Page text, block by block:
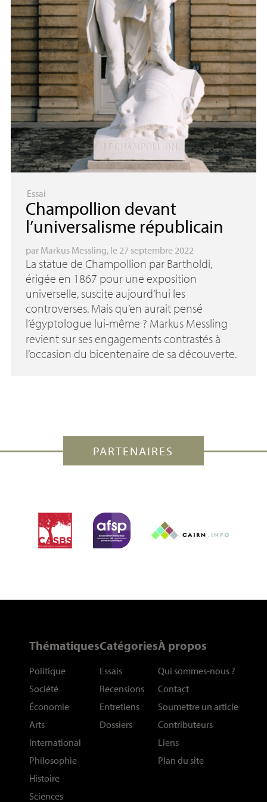
Essai
Champollion devant
l’universalisme républicain
par Markus Messling, le 27 septembre 2022
La statue de Champollion par Bartholdi,
érigée en 1867 pour une exposition
universelle, suscite aujourd’hui les
controverses. Mais qu’en aurait pensé
l’égyptologue lui-même ? Markus Messling
revient sur ses engagements contrastés à
l’occasion du bicentenaire de sa découverte.
PARTENAIRES
Thématiques
Politique
Société
Économie
Arts
International
Philosophie
Histoire
Sciences
Catégories
Essais
Recensions
Entretiens
Dossiers
À propos
Qui sommes-nous ?
Contact
Soumettre un article
Contributeurs
Liens
Plan du site